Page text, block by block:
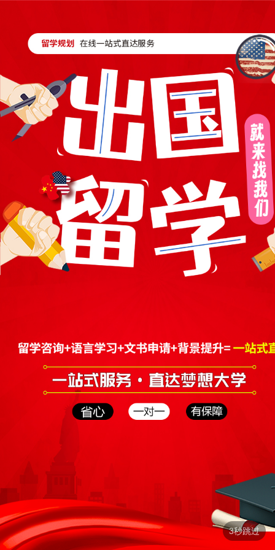
抱歉，指定的版块不存在
[ 点击这里返回上一页 ]
如何购买课程
点击咨询
2秒跳过